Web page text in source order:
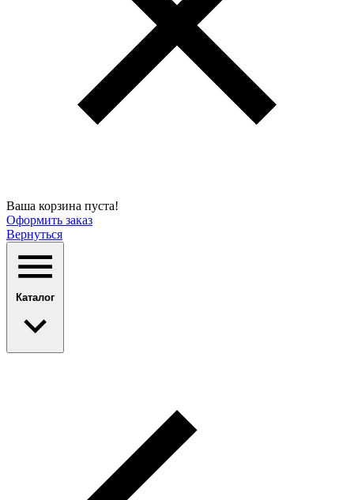
Ваша корзина пуста!
Оформить заказ
Вернуться
Каталог